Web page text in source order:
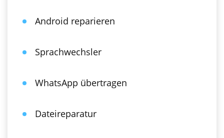
Android reparieren
Sprachwechsler
WhatsApp übertragen
Dateireparatur